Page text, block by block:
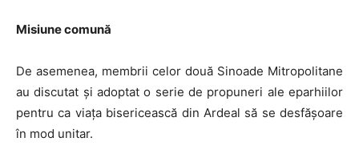
Misiune comună
De asemenea, membrii celor două Sinoade Mitropolitane
au discutat şi adoptat o serie de propuneri ale eparhiilor
pentru ca viaţa bisericească din Ardeal să se desfăşoare
în mod unitar.